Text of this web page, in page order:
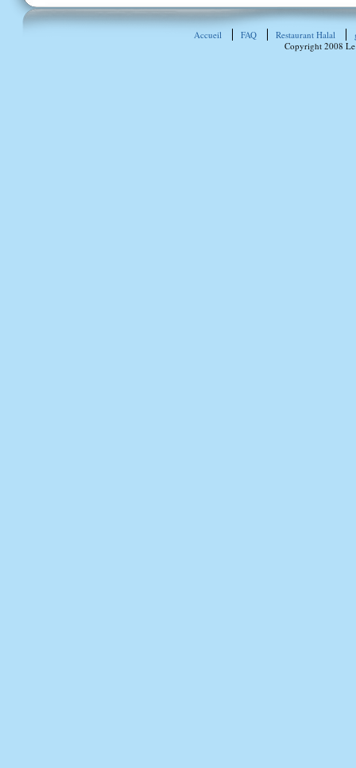
Accueil FAQ Restaurant Halal
Copyright 2008